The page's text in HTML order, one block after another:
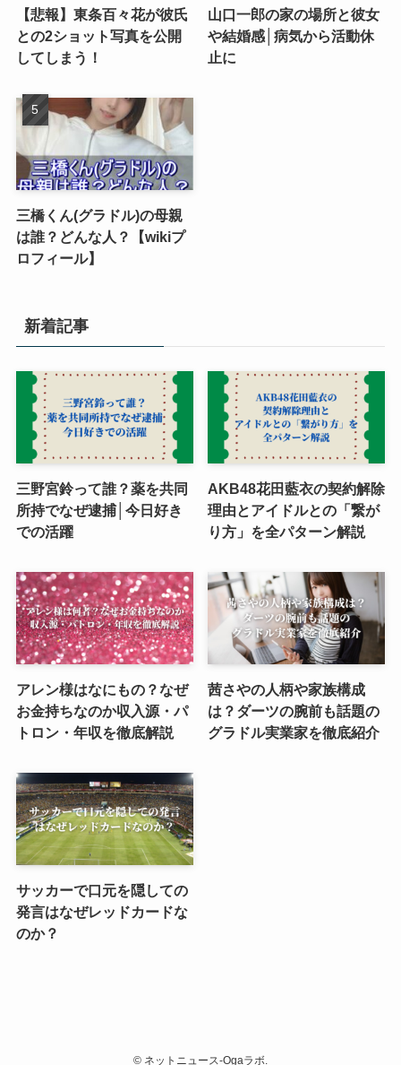
【悲報】東条百々花が彼氏
との2ショット写真を公開
してしまう！
山口一郎の家の場所と彼女
や結婚感│病気から活動休
止に
三橋くん(グラドル)の母親
は誰？どんな人？【wikiプ
ロフィール】
新着記事
三野宮鈴って誰？薬を共同
所持でなぜ逮捕│今日好き
での活躍
AKB48花田藍衣の契約解除
理由とアイドルとの「繋が
り方」を全パターン解説
アレン様はなにもの？なぜ
お金持ちなのか収入源・パ
トロン・年収を徹底解説
茜さやの人柄や家族構成
は？ダーツの腕前も話題の
グラドル実業家を徹底紹介
サッカーで口元を隠しての
発言はなぜレッドカードな
のか？
© ネットニュース-Ogaラボ.